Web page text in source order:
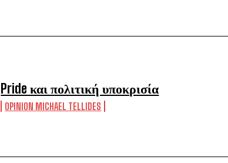
Pride και πολιτική υποκρισία
OPINION MICHAEL TELLIDES